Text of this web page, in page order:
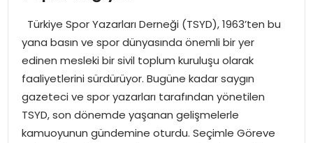
SPOR
Türkiye Spor Yazarları Derneği (TSYD), 1963’ten bu
yana basın ve spor dünyasında önemli bir yer
edinen mesleki bir sivil toplum kuruluşu olarak
faaliyetlerini sürdürüyor. Bugüne kadar saygın
gazeteci ve spor yazarları tarafından yönetilen
TSYD, son dönemde yaşanan gelişmelerle
kamuoyunun gündemine oturdu. Seçimle Göreve